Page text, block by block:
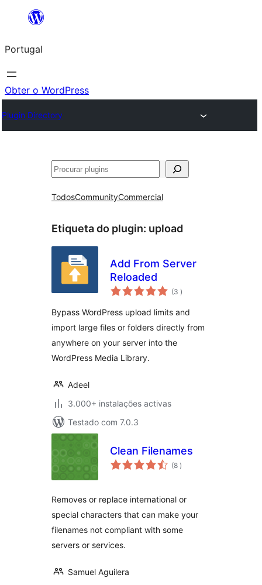
Saltar
o
conteúdo
Portugal
Obter o WordPress
Plugin Directory
Pesquisar
TodosCommunityCommercial
Etiqueta do plugin: upload
Add From Server
Reloaded
(3 classificações
)
Bypass WordPress upload limits and
import large files or folders directly from
anywhere on your server into the
WordPress Media Library.
Adeel
3.000+ instalações activas
Testado com 7.0.3
Clean Filenames
(8 classificações
)
Removes or replace international or
special characters that can make your
filenames not compliant with some
servers or services.
Samuel Aguilera